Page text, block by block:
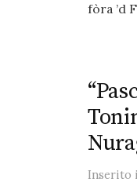
fòra ’d
Inserito